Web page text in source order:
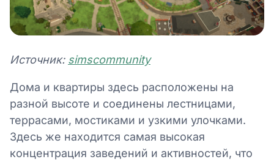
Источник: simscommunity
Дома и квартиры здесь расположены на
разной высоте и соединены лестницами,
террасами, мостиками и узкими улочками.
Здесь же находится самая высокая
концентрация заведений и активностей, что